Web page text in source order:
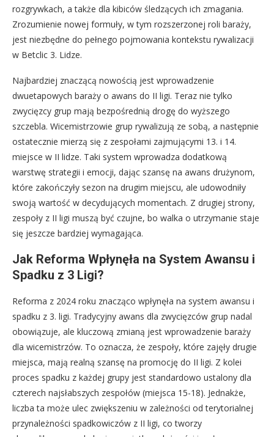
rozgrywkach, a także dla kibiców śledzących ich zmagania.
Zrozumienie nowej formuły, w tym rozszerzonej roli baraży,
jest niezbędne do pełnego pojmowania kontekstu rywalizacji
w Betclic 3. Lidze.
Najbardziej znaczącą nowością jest wprowadzenie
dwuetapowych baraży o awans do II ligi. Teraz nie tylko
zwycięzcy grup mają bezpośrednią drogę do wyższego
szczebla. Wicemistrzowie grup rywalizują ze sobą, a następnie
ostatecznie mierzą się z zespołami zajmującymi 13. i 14.
miejsce w II lidze. Taki system wprowadza dodatkową
warstwę strategii i emocji, dając szansę na awans drużynom,
które zakończyły sezon na drugim miejscu, ale udowodniły
swoją wartość w decydujących momentach. Z drugiej strony,
zespoły z II ligi muszą być czujne, bo walka o utrzymanie staje
się jeszcze bardziej wymagająca.
Jak Reforma Wpłynęła na System Awansu i
Spadku z 3 Ligi?
Reforma z 2024 roku znacząco wpłynęła na system awansu i
spadku z 3. ligi. Tradycyjny awans dla zwycięzców grup nadal
obowiązuje, ale kluczową zmianą jest wprowadzenie baraży
dla wicemistrzów. To oznacza, że zespoły, które zajęły drugie
miejsca, mają realną szansę na promocję do II ligi. Z kolei
proces spadku z każdej grupy jest standardowo ustalony dla
czterech najsłabszych zespołów (miejsca 15-18). Jednakże,
liczba ta może ulec zwiększeniu w zależności od terytorialnej
przynależności spadkowiczów z II ligi, co tworzy